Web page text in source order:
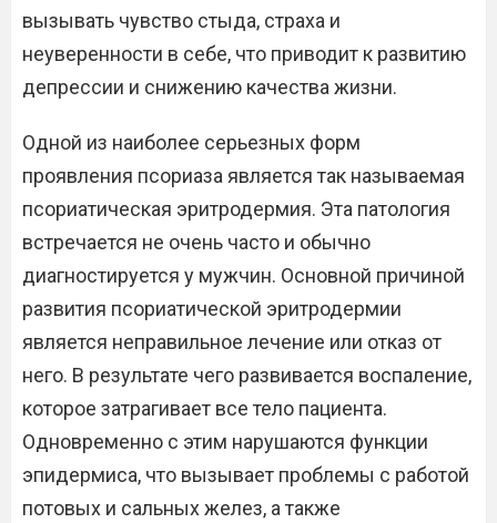
вызывать чувство стыда, страха и
неуверенности в себе, что приводит к развитию
депрессии и снижению качества жизни.
Одной из наиболее серьезных форм
проявления псориаза является так называемая
псориатическая эритродермия. Эта патология
встречается не очень часто и обычно
диагностируется у мужчин. Основной причиной
развития псориатической эритродермии
является неправильное лечение или отказ от
него. В результате чего развивается воспаление,
которое затрагивает все тело пациента.
Одновременно с этим нарушаются функции
эпидермиса, что вызывает проблемы с работой
потовых и сальных желез, а также